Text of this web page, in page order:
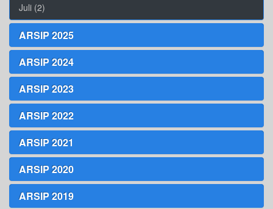
Juli (2)
ARSIP 2025
ARSIP 2024
ARSIP 2023
ARSIP 2022
ARSIP 2021
ARSIP 2020
ARSIP 2019